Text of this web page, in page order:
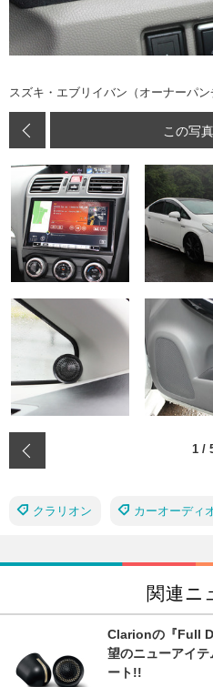
スズキ・エブリイバン（オーナーパン
この写
1 /
クラリオン カーオーディ
関連ニ
Clarionの『Full
望のニューアイ
ート!!